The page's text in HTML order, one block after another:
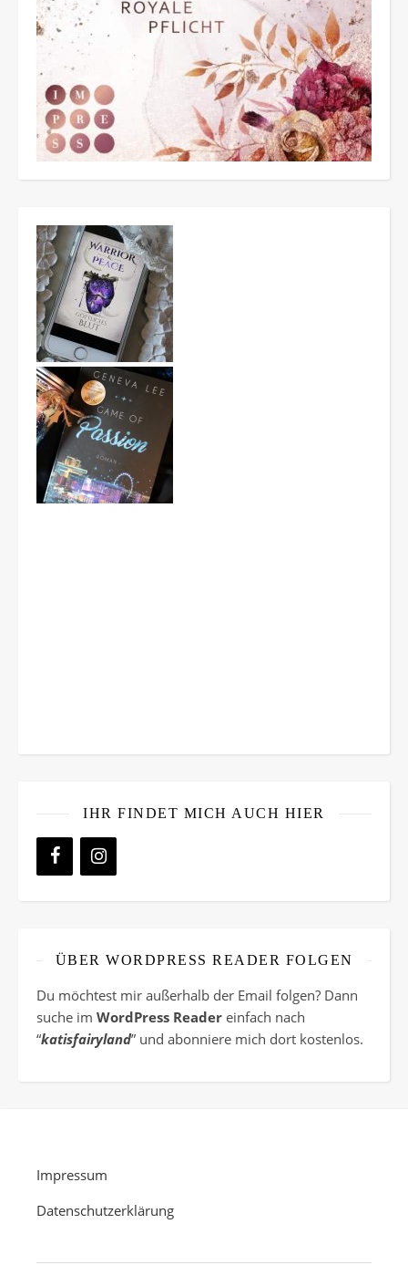
IHR FINDET MICH AUCH HIER
ÜBER WORDPRESS READER FOLGEN
Du möchtest mir außerhalb der Email folgen? Dann
suche im WordPress Reader einfach nach
“katisfairyland” und abonniere mich dort kostenlos.
Impressum
Datenschutzerklärung